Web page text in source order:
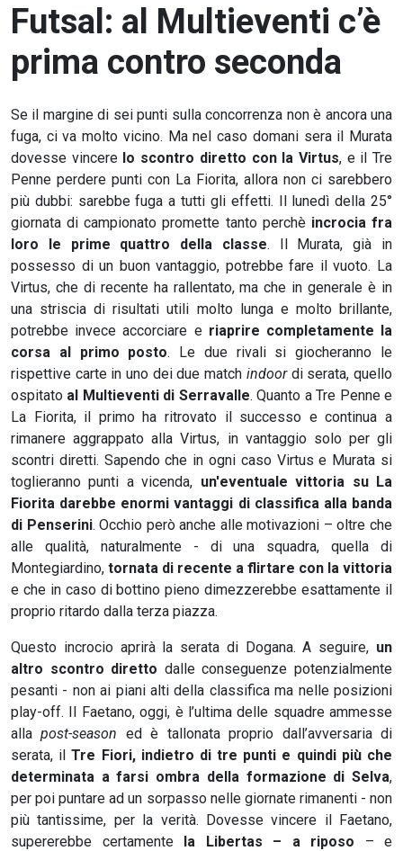
Futsal: al Multieventi c’è
prima contro seconda
Se il margine di sei punti sulla concorrenza non è ancora una
fuga, ci va molto vicino. Ma nel caso domani sera il Murata
dovesse vincere lo scontro diretto con la Virtus, e il Tre
Penne perdere punti con La Fiorita, allora non ci sarebbero
più dubbi: sarebbe fuga a tutti gli effetti. Il lunedì della 25°
giornata di campionato promette tanto perchè incrocia fra
loro le prime quattro della classe. Il Murata, già in
possesso di un buon vantaggio, potrebbe fare il vuoto. La
Virtus, che di recente ha rallentato, ma che in generale è in
una striscia di risultati utili molto lunga e molto brillante,
potrebbe invece accorciare e riaprire completamente la
corsa al primo posto. Le due rivali si giocheranno le
rispettive carte in uno dei due match indoordi serata, quello
ospitato al Multieventi di Serravalle. Quanto a Tre Penne e
La Fiorita, il primo ha ritrovato il successo e continua a
rimanere aggrappato alla Virtus, in vantaggio solo per gli
scontri diretti. Sapendo che in ogni caso Virtus e Murata si
toglieranno punti a vicenda, un'eventuale vittoria su La
Fiorita darebbe enormi vantaggi di classifica alla banda
di Penserini. Occhio però anche alle motivazioni – oltre che
alle qualità, naturalmente - di una squadra, quella di
Montegiardino, tornata di recente a flirtare con la vittoria
e che in caso di bottino pieno dimezzerebbe esattamente il
proprio ritardo dalla terza piazza.
Questo incrocio aprirà la serata di Dogana. A seguire, un
altro scontro diretto dalle conseguenze potenzialmente
pesanti - non ai piani alti della classifica ma nelle posizioni
play-off. Il Faetano, oggi, è l’ultima delle squadre ammesse
allapost-season ed è tallonata proprio dall’avversaria di
serata, ilTre Fiori, indietro di tre punti e quindi più che
determinata a farsi ombra della formazione di Selva,
per poi puntare ad un sorpasso nelle giornate rimanenti - non
più tantissime, per la verità. Dovesse vincere il Faetano,
supererebbe certamente la Libertas – a riposo – e